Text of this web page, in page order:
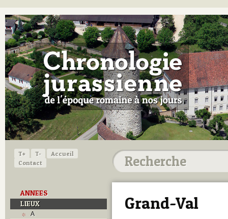
T+ T-
Accueil
Contact
ANNEES
LIEUX
A
Grand-Val